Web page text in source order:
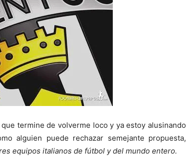
del
termine de volverme loco y ya estoy alusinando
alguien puede rechazar semejante propuesta,
equipos italianos de fútbol y del mundo entero.